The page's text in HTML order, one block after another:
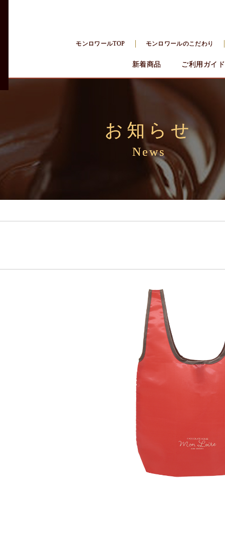
モンロワールTOP モンロワールのこだわり
新着商品 ご利用ガイド
お知らせ
News